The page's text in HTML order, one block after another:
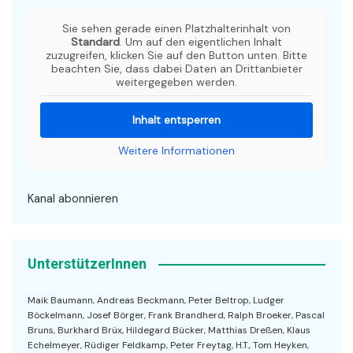
Sie sehen gerade einen Platzhalterinhalt von
Standard. Um auf den eigentlichen Inhalt
zuzugreifen, klicken Sie auf den Button unten. Bitte
beachten Sie, dass dabei Daten an Drittanbieter
weitergegeben werden.
Inhalt entsperren
Weitere Informationen
Kanal abonnieren
UnterstützerInnen
Maik Baumann, Andreas Beckmann, Peter Beltrop, Ludger
Böckelmann, Josef Börger, Frank Brandherd, Ralph Broeker, Pascal
Bruns, Burkhard Brüx, Hildegard Bücker, Matthias Dreßen, Klaus
Echelmeyer, Rüdiger Feldkamp, Peter Freytag, H.T., Tom Heyken,